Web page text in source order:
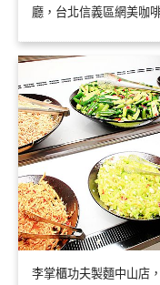
廳，台北信義區網美咖
李掌櫃功夫製麵中山店